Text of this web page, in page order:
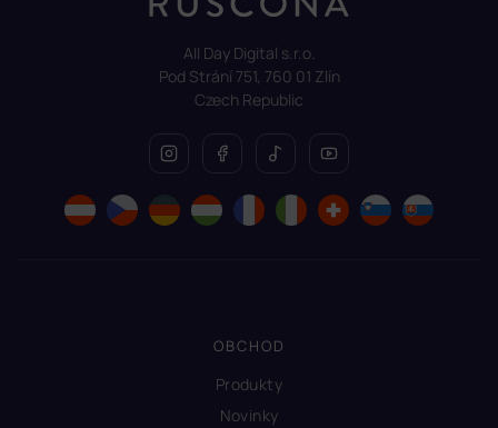
All Day Digital s.r.o.
Pod Strání 751, 760 01 Zlín
Czech Republic
OBCHOD
Produkty
Novinky